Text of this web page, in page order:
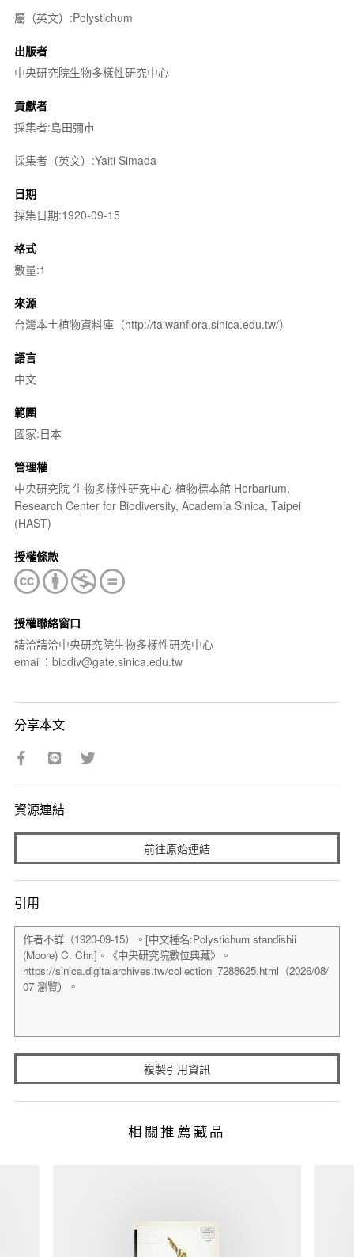
屬（英文）:Polystichum
出版者
中央研究院生物多樣性研究中心
貢獻者
採集者:島田彌市
採集者（英文）:Yaiti Simada
日期
採集日期:1920-09-15
格式
數量:1
來源
台灣本土植物資料庫（http://taiwanflora.sinica.edu.tw/）
語言
中文
範圍
國家:日本
管理權
中央研究院 生物多樣性研究中心 植物標本館 Herbarium,
Research Center for Biodiversity, Academia Sinica, Taipei
(HAST)
授權條款
授權聯絡窗口
請洽請洽中央研究院生物多樣性研究中心
email：biodiv@gate.sinica.edu.tw
分享本文
資源連結
前往原始連結
引用
複製引用資訊
相關推薦藏品